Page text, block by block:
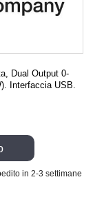
Dual Output 0-
Interfaccia USB.
in 2-3 settimane